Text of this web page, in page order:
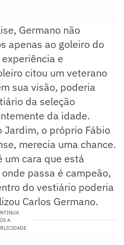
Germano não
apenas ao goleiro do
e
citou um veterano
sua visão, poderia
da seleção
da idade.
o próprio Fábio
merecia uma chance.
um cara que está
passa é campeão,
do vestiário poderia
Carlos Germano.
A